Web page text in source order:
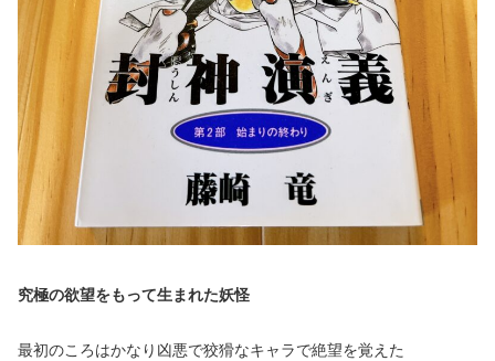
究極の欲望をもって生まれた妖怪
最初のころはかなり凶悪で狡猾なキャラで絶望を覚えた